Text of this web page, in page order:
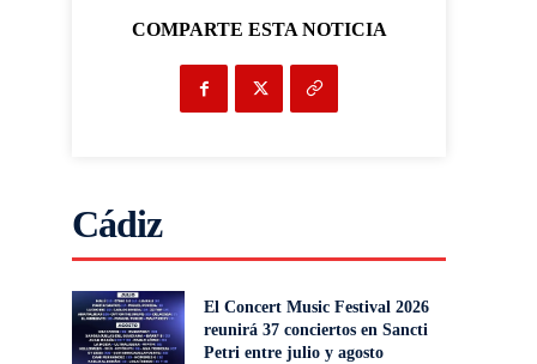
COMPARTE ESTA NOTICIA
Cádiz
El Concert Music Festival 2026
reunirá 37 conciertos en Sancti
Petri entre julio y agosto